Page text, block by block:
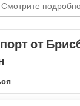
Смотрите
от